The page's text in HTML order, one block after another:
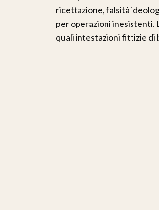
ricettazione, falsità
per operazioni inesistenti.
quali intestazioni fittizie di